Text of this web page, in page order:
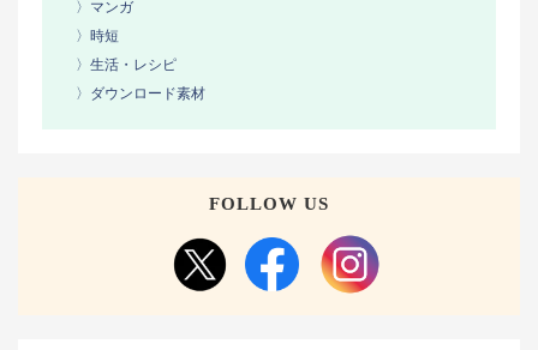
〉マンガ
〉時短
〉生活・レシピ
〉ダウンロード素材
FOLLOW US